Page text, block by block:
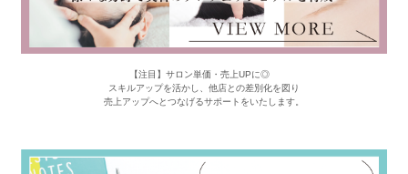
【注目】サロン単価・売上UPに◎
スキルアップを活かし、他店との差別化を図り
売上アップへとつなげるサポートをいたします。